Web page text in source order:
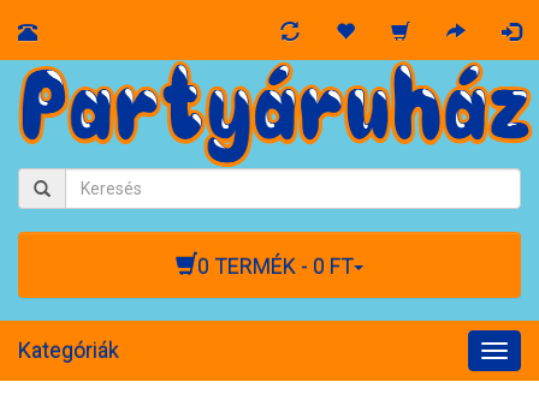
0 TERMÉK - 0 FT
Kategóriák